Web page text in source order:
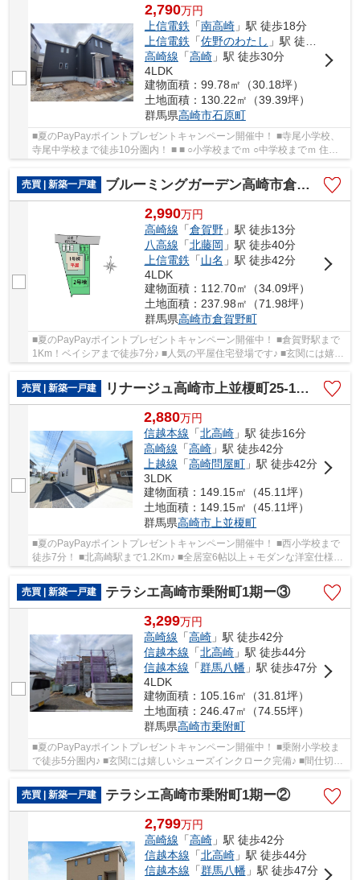
2,790万円
上信電鉄 「南高崎」駅 徒歩18分
上信電鉄 「佐野のわたし 」駅 徒歩24分
高崎線 「高崎」駅 徒歩30分
4LDK
建物面積：99.78㎡（30.18坪）
土地面積：130.22㎡（39.39坪）
群馬県高崎市石原町
■夏のPayPayポイントプレゼントキャンペーン開催中！ ■寺尾小学校、
寺尾中学校まで徒歩10分圏内！ ■ ■ ○小学校までｍ ○中学校までｍ 住宅
売買 | 新築一戸建
ブルーミングガーデン高崎市倉賀野町ー②
2,990万円
高崎線 「倉賀野」駅 徒歩13分
八高線 「北藤岡 」駅 徒歩40分
上信電鉄 「山名 」駅 徒歩42分
4LDK
建物面積：112.70㎡（34.09坪）
土地面積：237.98㎡（71.98坪）
群馬県高崎市倉賀野町
■夏のPayPayポイントプレゼントキャンペーン開催中！ ■倉賀野駅まで
1Km！ベイシアまで徒歩7分♪ ■人気の平屋住宅登場です♪ ■玄関には嬉し
いシューズインクローク完備！ ○倉賀野小学校...
売買 | 新築一戸建
リナージュ高崎市上並榎町25-1期ー①
2,880万円
信越本線 「北高崎 」駅 徒歩16分
高崎線 「高崎 」駅 徒歩42分
上越線 「高崎問屋町 」駅 徒歩42分
3LDK
建物面積：149.15㎡（45.11坪）
土地面積：149.15㎡（45.11坪）
群馬県高崎市 上並榎町
■夏のPayPayポイントプレゼントキャンペーン開催中！ ■西小学校まで
徒歩7分！ ■北高崎駅まで1.2Km♪ ■全居室6帖以上＋モダンな洋室仕様の
3LDK！ ○西小学校まで570ｍ ○並榎中学校まで81...
売買 | 新築一戸建
テラシエ高崎市乗附町1期ー③
3,299万円
高崎線 「高崎 」駅 徒歩42分
信越本線 「北高崎 」駅 徒歩44分
信越本線 「群馬八幡 」駅 徒歩47分
4LDK
建物面積：105.16㎡（31.81坪）
土地面積：246.47㎡（74.55坪）
群馬県高崎市乗附町
■夏のPayPayポイントプレゼントキャンペーン開催中！ ■乗附小学校ま
で徒歩5分圏内♪ ■玄関には嬉しいシューズインクローク完備♪ ■間仕切り
対応で4LDK→5LDKに変更可能！ ○乗附小学校ま...
売買 | 新築一戸建
テラシエ高崎市乗附町1期ー②
2,799万円
高崎線 「高崎」駅 徒歩42分
信越本線 「北高崎」駅 徒歩44分
信越本線 「群馬八幡」駅 徒歩47分